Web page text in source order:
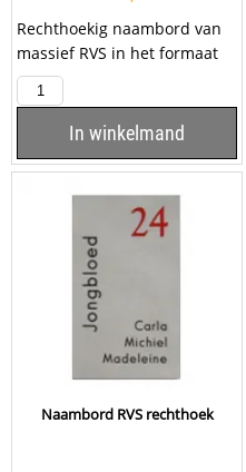
Rechthoekig naambord van
massief RVS in het formaat
20x10cm en een dikte van
1mm. Het naambord...
In winkelmand
Naambord RVS rechthoek